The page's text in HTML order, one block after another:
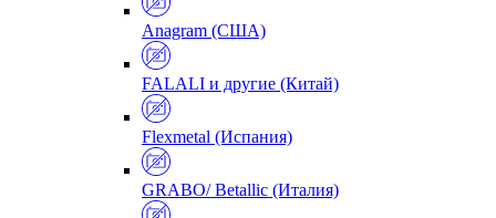
Anagram (США)
FALALI и другие (Китай)
Flexmetal (Испания)
GRABO/ Betallic (Италия)